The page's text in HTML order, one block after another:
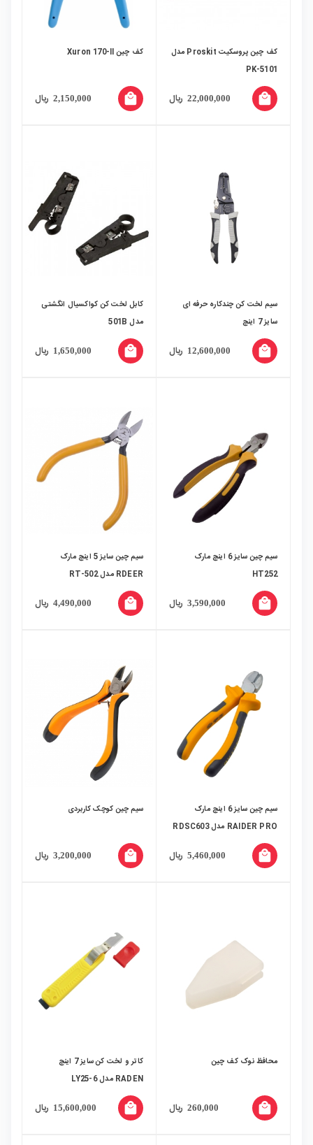
کف چین پروسکیت Proskit مدل
PK-5101
22,000,000 ریال local_mall
کف چین Xuron 170-II
2,150,000 ریال local_mall
سیم لخت کن چندکاره حرفه ای
سایز 7 اینچ
12,600,000 ریال local_mall
کابل لخت کن کواکسیال انگشتی
مدل 501B
1,650,000 ریال local_mall
سیم چین سایز 6 اینچ مارک
HT252
3,590,000 ریال local_mall
سیم چین سایز 5 اینچ مارک
RDEER مدل RT-502
4,490,000 ریال local_mall
سیم چین سایز 6 اینچ مارک
RAIDER PRO مدل RDSC603
5,460,000 ریال local_mall
سیم چین کوچک کاربردی
3,200,000 ریال local_mall
محافظ نوک کف چین
260,000 ریال local_mall
کاتر و لخت کن سایز 7 اینچ
RADEN مدل LY25-6
15,600,000 ریال local_mall